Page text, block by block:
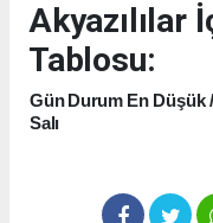
Akyazılılar
Tablosu:
Gün Durum En Düşük
Salı